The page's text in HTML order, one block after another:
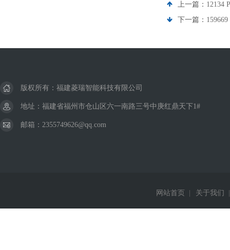
上一篇： 12134
下一篇：
版权所有：福建菱瑞智能科技有限公司
地址：福建省福州市仓山区六一南路三号中庚红鼎天下1#
邮箱：2355749626@qq.com
网站首页 关于我们